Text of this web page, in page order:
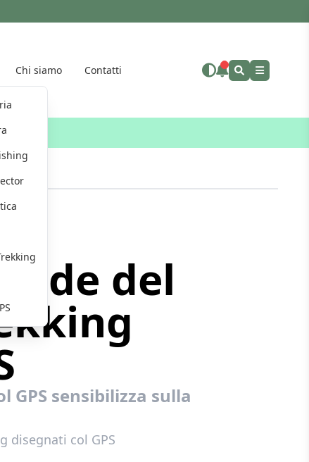
Chi siamo Contatti
del
sensibilizza sulla
disegnati col GPS